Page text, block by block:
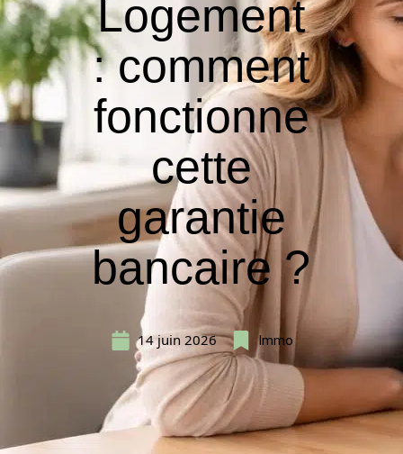
Logement
: comment
fonctionne
cette
garantie
bancaire ?
14 juin 2026 Immo